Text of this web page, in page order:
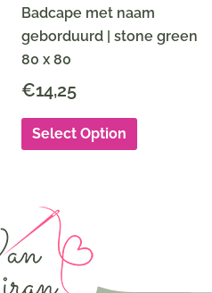
Badcape met naam
geborduurd | stone green
80 x 80
€14,25
Select Option